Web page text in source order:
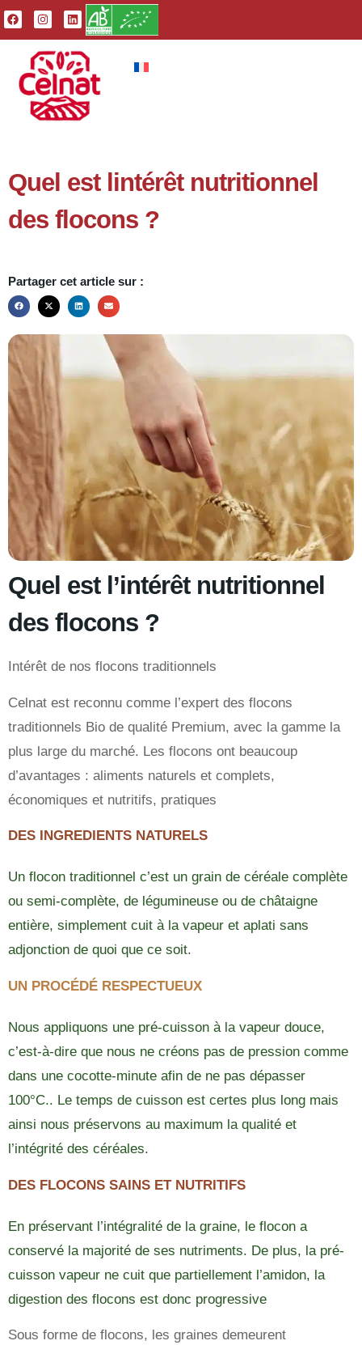
Quel est lintérêt nutritionnel
des flocons ?
Partager cet article sur :
Quel est l’intérêt nutritionnel
des flocons ?
Intérêt de nos flocons traditionnels
Celnat est reconnu comme l’expert des flocons
traditionnels Bio de qualité Premium, avec la gamme la
plus large du marché. Les flocons ont beaucoup
d’avantages : aliments naturels et complets,
économiques et nutritifs, pratiques
DES INGREDIENTS NATURELS
Un flocon traditionnel c’est un grain de céréale complète
ou semi-complète, de légumineuse ou de châtaigne
entière, simplement cuit à la vapeur et aplati sans
adjonction de quoi que ce soit.
UN PROCÉDÉ RESPECTUEUX
Nous appliquons une pré-cuisson à la vapeur douce,
c’est-à-dire que nous ne créons pas de pression comme
dans une cocotte-minute afin de ne pas dépasser
100°C.. Le temps de cuisson est certes plus long mais
ainsi nous préservons au maximum la qualité et
l’intégrité des céréales.
DES FLOCONS SAINS ET NUTRITIFS
En préservant l’intégralité de la graine, le flocon a
conservé la majorité de ses nutriments. De plus, la pré-
cuisson vapeur ne cuit que partiellement l’amidon, la
digestion des flocons est donc progressive
Sous forme de flocons, les graines demeurent